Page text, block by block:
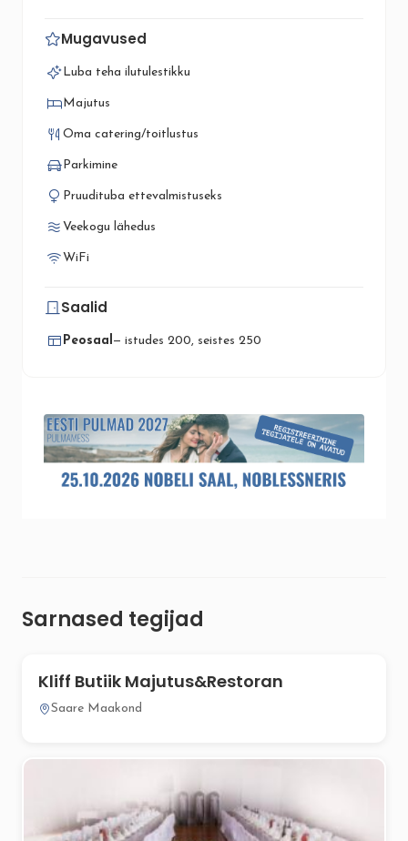
Mugavused
Luba teha ilutulestikku
Majutus
Oma catering/toitlustus
Parkimine
Pruudituba ettevalmistuseks
Veekogu lähedus
WiFi
Saalid
Peosaal — istudes 200, seistes 250
Sarnased tegijad
Kliff Butiik Majutus&Restoran
Saare Maakond